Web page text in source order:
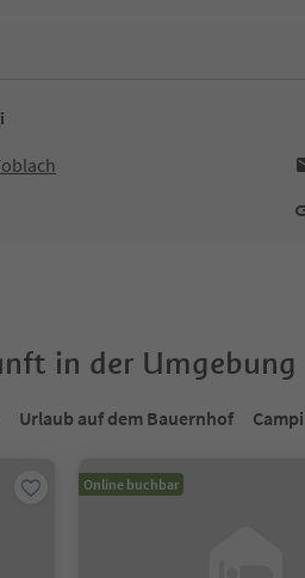
in der Umgebung
Urlaub auf dem Bauernhof
Online buchbar